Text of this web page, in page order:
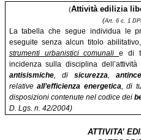
(Attività edilizia
(Art. 6 c. 1
La tabella che segue individua le
eseguite senza alcun titolo
strumenti urbanistici comunalie di
incidenza sulla disciplina
antisismiche, di sicurezza,
relativeall’efficienza energetica, di
disposizioni contenute nel codice dei
D. Lgs. n. 42/2004)
ATTIVITA’